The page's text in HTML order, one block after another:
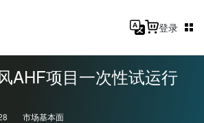
登录
AHF项目一次性试运行
市场基本面